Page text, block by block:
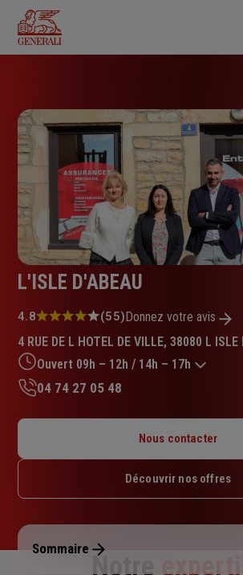
contenu
principal
L'ISLE D'ABEAU
Note
4.8
sur
5
étoiles
4.8 (55)Donnez votre avis
4 RUE DE L HOTEL DE VILLE, 38080 L ISLE
Ouvert 09h – 12h / 14h – 17h
Mardi : 09h – 12h30 / 14h – 18h
Jeudi : 09h – 12h30 / 14h – 18h
Dimanche : Fermé
04 74 27 05 48
Nous contacter
Découvrir nos offres
Sommaire
Notre